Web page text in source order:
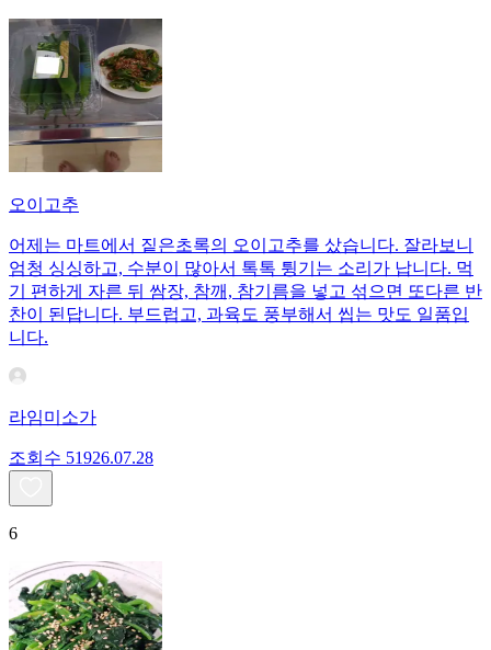
오이고추
어제는 마트에서 짙은초록의 오이고추를 샀습니다. 잘라보니
엄청 싱싱하고, 수분이 많아서 톡톡 튕기는 소리가 납니다. 먹
기 편하게 자른 뒤 쌈장, 참깨, 참기름을 넣고 섞으면 또다른 반
찬이 된답니다. 부드럽고, 과육도 풍부해서 씹는 맛도 일품입
니다.
라임미소가
조회수 51926.07.28
6